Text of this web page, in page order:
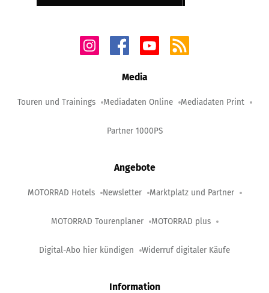
Media
Touren und Trainings Mediadaten Online Mediadaten Print
Partner 1000PS
Angebote
MOTORRAD Hotels Newsletter Marktplatz und Partner
MOTORRAD Tourenplaner MOTORRAD plus
Digital-Abo hier kündigen Widerruf digitaler Käufe
Information